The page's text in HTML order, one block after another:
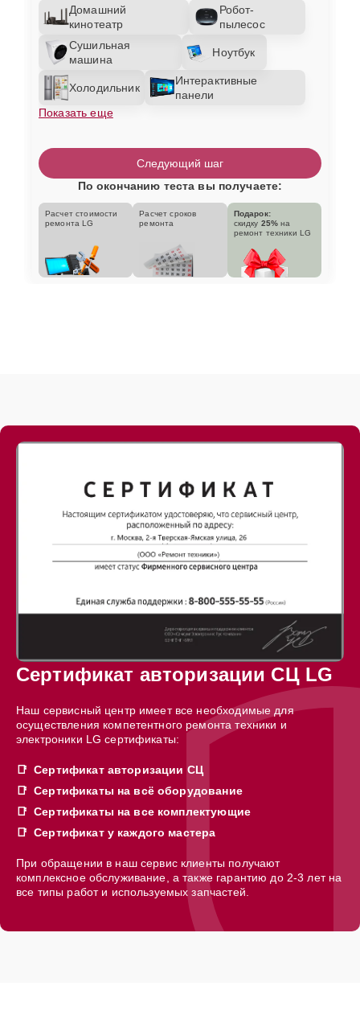
Домашний
кинотеатр
Робот-
пылесос
Сушильная
машина
Ноутбук
Холодильник
Интерактивные
панели
Показать еще
Следующий шаг
По окончанию теста вы получаете:
Расчет стоимости
ремонта LG
Расчет сроков
ремонта
Подарок:
скидку 25% на
ремонт техники LG
Сертификат авторизации СЦ LG
Наш сервисный центр имеет все необходимые для
осуществления компетентного ремонта техники и
электроники LG сертификаты:
Сертификат авторизации СЦ
Сертификаты на всё оборудование
Сертификаты на все комплектующие
Сертификат у каждого мастера
При обращении в наш сервис клиенты получают
комплексное обслуживание, а также гарантию до 2-3 лет на
все типы работ и используемых запчастей.